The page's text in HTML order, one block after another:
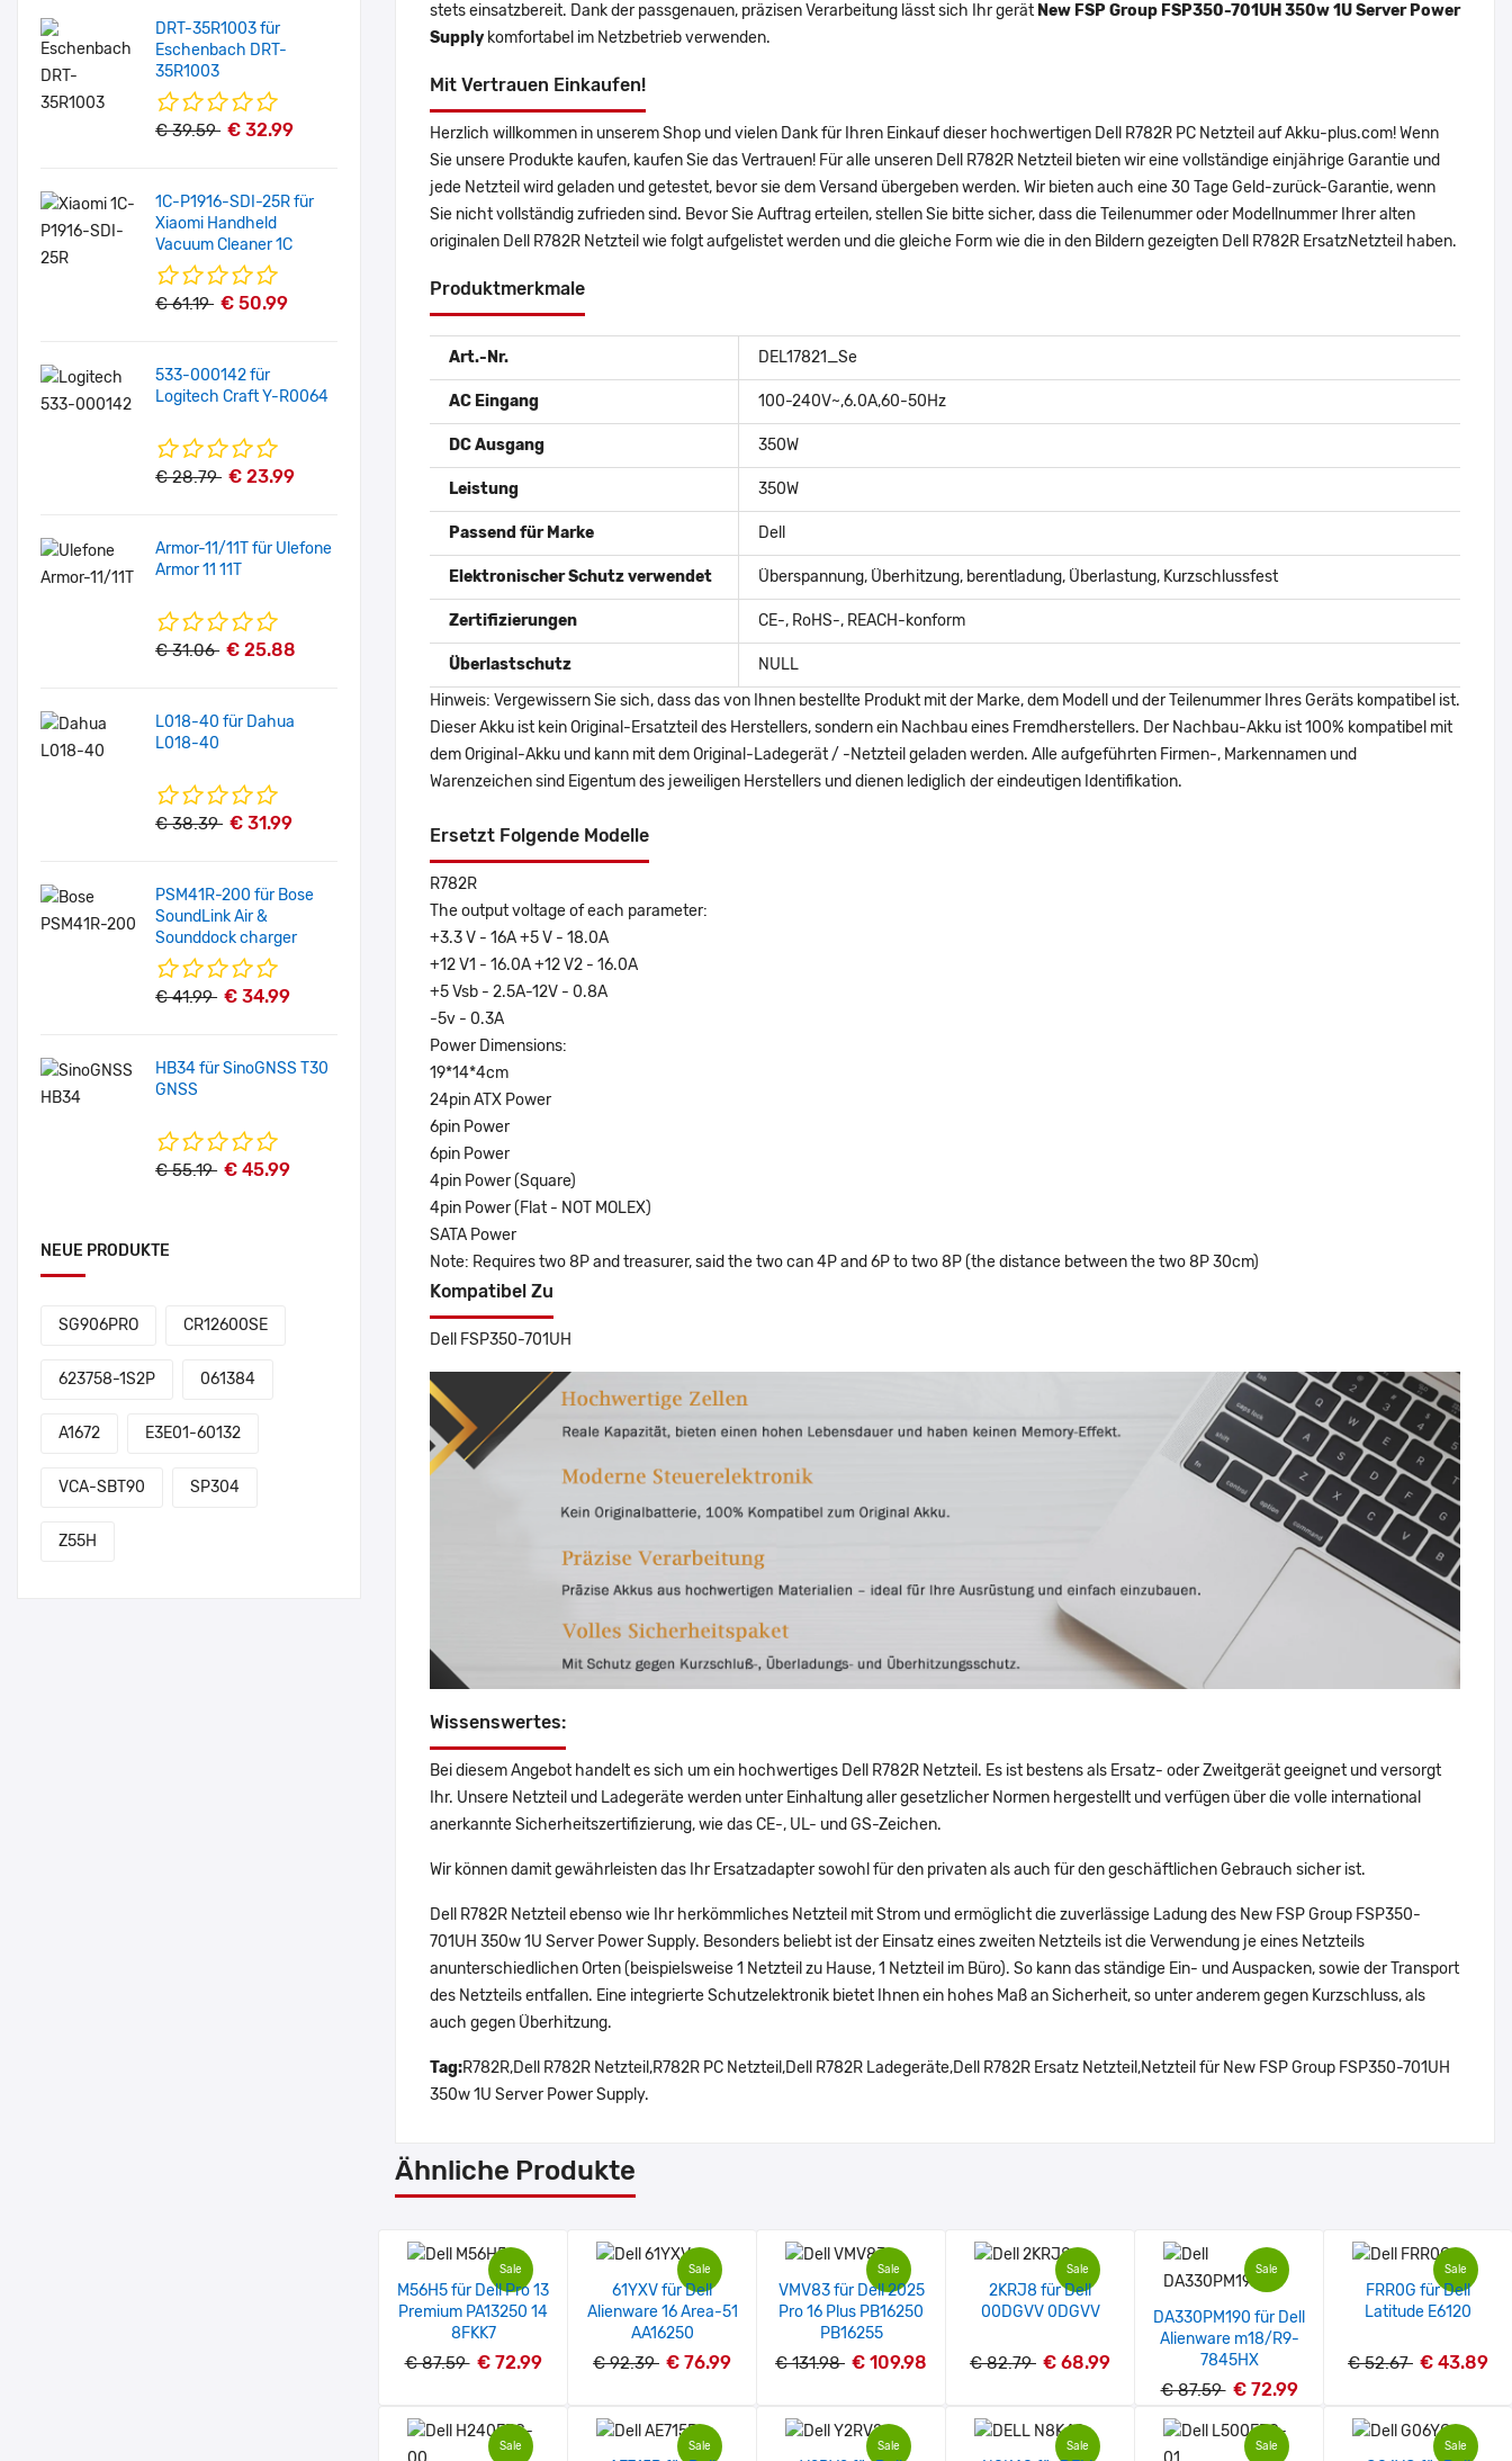
DRT-35R1003 für
Eschenbach DRT-
35R1003
€ 39.59 € 32.99
1C-P1916-SDI-25R für
Xiaomi Handheld
Vacuum Cleaner 1C
€ 61.19 € 50.99
533-000142 für
Logitech Craft Y-R0064
€ 28.79 € 23.99
Armor-11/11T für Ulefone
Armor 11 11T
€ 31.06 € 25.88
L018-40 für Dahua
L018-40
€ 38.39 € 31.99
PSM41R-200 für Bose
SoundLink Air &
Sounddock charger
€ 41.99 € 34.99
HB34 für SinoGNSS T30
GNSS
€ 55.19 € 45.99
NEUE PRODUKTE
SG906PRO CR12600SE
623758-1S2P 061384
A1672 E3E01-60132
VCA-SBT90 SP304
Z55H
stets einsatzbereit. Dank der passgenauen, präzisen Verarbeitung lässt sich Ihr gerät New FSP Group FSP350-701UH 350w 1U Server Power
Supplykomfortabel im Netzbetrieb verwenden.
Mit Vertrauen Einkaufen!
Herzlich willkommen in unserem Shop und vielen Dank für Ihren Einkauf dieser hochwertigen Dell R782R PC Netzteil auf Akku-plus.com! Wenn
Sie unsere Produkte kaufen, kaufen Sie das Vertrauen! Für alle unseren Dell R782R Netzteil bieten wir eine vollständige einjährige Garantie und
jede Netzteil wird geladen und getestet, bevor sie dem Versand übergeben werden. Wir bieten auch eine 30 Tage Geld-zurück-Garantie, wenn
Sie nicht vollständig zufrieden sind. Bevor Sie Auftrag erteilen, stellen Sie bitte sicher, dass die Teilenummer oder Modellnummer Ihrer alten
originalen Dell R782R Netzteil wie folgt aufgelistet werden und die gleiche Form wie die in den Bildern gezeigten Dell R782R ErsatzNetzteil haben.
Produktmerkmale
Art.-Nr. DEL17821_Se
AC Eingang 100-240V~,6.0A,60-50Hz
DC Ausgang 350W
Leistung 350W
Passend für Marke Dell
Elektronischer Schutz verwendet Überspannung, Überhitzung, berentladung, Überlastung, Kurzschlussfest
Zertifizierungen CE-, RoHS-, REACH-konform
Überlastschutz
NULL
Hinweis: Vergewissern Sie sich, dass das von Ihnen bestellte Produkt mit der Marke, dem Modell und der Teilenummer Ihres Geräts kompatibel ist.
Dieser Akku ist kein Original-Ersatzteil des Herstellers, sondern ein Nachbau eines Fremdherstellers. Der Nachbau-Akku ist 100% kompatibel mit
dem Original-Akku und kann mit dem Original-Ladegerät / -Netzteil geladen werden. Alle aufgeführten Firmen-, Markennamen und
Warenzeichen sind Eigentum des jeweiligen Herstellers und dienen lediglich der eindeutigen Identifikation.
Ersetzt Folgende Modelle
R782R
The output voltage of each parameter:
+3.3 V - 16A +5 V - 18.0A
+12 V1 - 16.0A +12 V2 - 16.0A
+5 Vsb - 2.5A-12V - 0.8A
-5v - 0.3A
Power Dimensions:
19*14*4cm
24pin ATX Power
6pin Power
6pin Power
4pin Power (Square)
4pin Power (Flat - NOT MOLEX)
SATA Power
Note: Requires two 8P and treasurer, said the two can 4P and 6P to two 8P (the distance between the two 8P 30cm)
Kompatibel Zu
Dell FSP350-701UH
Wissenswertes:
Bei diesem Angebot handelt es sich um ein hochwertiges Dell R782R Netzteil. Es ist bestens als Ersatz- oder Zweitgerät geeignet und versorgt
Ihr. Unsere Netzteil und Ladegeräte werden unter Einhaltung aller gesetzlicher Normen hergestellt und verfügen über die volle international
anerkannte Sicherheitszertifizierung, wie das CE-, UL- und GS-Zeichen.
Wir können damit gewährleisten das Ihr Ersatzadapter sowohl für den privaten als auch für den geschäftlichen Gebrauch sicher ist.
Dell R782R Netzteil ebenso wie Ihr herkömmliches Netzteil mit Strom und ermöglicht die zuverlässige Ladung des New FSP Group FSP350-
701UH 350w 1U Server Power Supply. Besonders beliebt ist der Einsatz eines zweiten Netzteils ist die Verwendung je eines Netzteils
anunterschiedlichen Orten (beispielsweise 1 Netzteil zu Hause, 1 Netzteil im Büro). So kann das ständige Ein- und Auspacken, sowie der Transport
des Netzteils entfallen. Eine integrierte Schutzelektronik bietet Ihnen ein hohes Maß an Sicherheit, so unter anderem gegen Kurzschluss, als
auch gegen Überhitzung.
Tag:R782R,Dell R782R Netzteil,R782R PC Netzteil,Dell R782R Ladegeräte,Dell R782R Ersatz Netzteil,Netzteil für New FSP Group FSP350-701UH
350w 1U Server Power Supply.
Ähnliche Produkte
Sale
M56H5 für Dell Pro 13
Premium PA13250 14
8FKK7
€ 87.59 € 72.99
Sale
61YXV für Dell
Alienware 16 Area-51
AA16250
€ 92.39 € 76.99
Sale
VMV83 für Dell 2025
Pro 16 Plus PB16250
PB16255
€ 131.98 € 109.98
Sale
2KRJ8 für Dell
00DGVV 0DGVV
€ 82.79 € 68.99
Sale
DA330PM190 für Dell
Alienware m18/R9-
7845HX
€ 87.59 € 72.99
Sale
FRR0G für Dell
Latitude E6120
€ 52.67 € 43.89
Sale Sale Sale Sale Sale Sale